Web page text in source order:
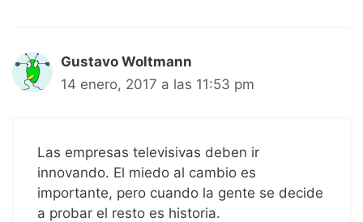
Gustavo Woltmann
14 enero, 2017 a las 11:53 pm
Las empresas televisivas deben ir
innovando. El miedo al cambio es
importante, pero cuando la gente se decide
a probar el resto es historia.